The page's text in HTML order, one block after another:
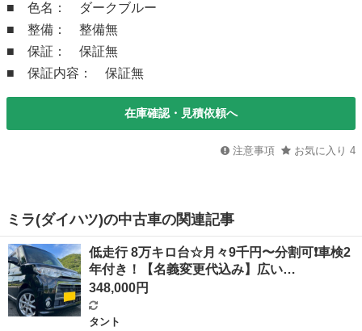
■ 色名： ダークブルー
■ 整備： 整備無
■ 保証： 保証無
■ 保証内容： 保証無
在庫確認・見積依頼へ
注意事項 お気に入り 4
ミラ(ダイハツ)の中古車の関連記事
低走行 8万キロ台☆月々9千円〜分割可❗️車検2
年付き！【名義変更代込み】広い…
348,000円
タント